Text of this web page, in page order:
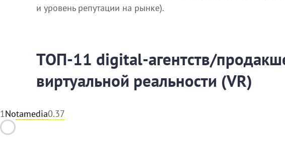
и уровень репутации на рынке).
ТОП-11 digital-агентств/
виртуальной реальности (VR)
1Notamedia0.37